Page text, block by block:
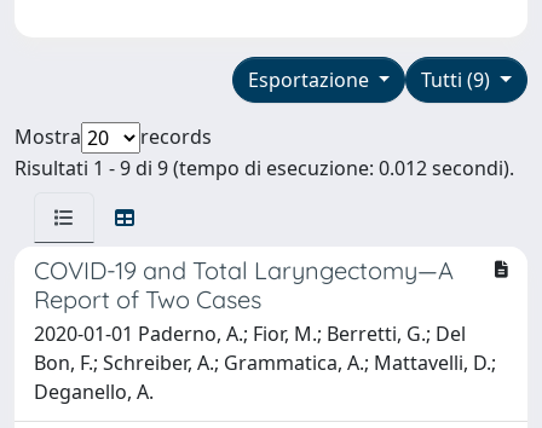
Tutti (9)
Esportazione
Mostra
records
Risultati 1 - 9 di 9 (tempo di esecuzione: 0.012 secondi).
COVID-19 and Total Laryngectomy—A
Report of Two Cases
2020-01-01 Paderno, A.; Fior, M.; Berretti, G.; Del
Bon, F.; Schreiber, A.; Grammatica, A.; Mattavelli, D.;
Deganello, A.